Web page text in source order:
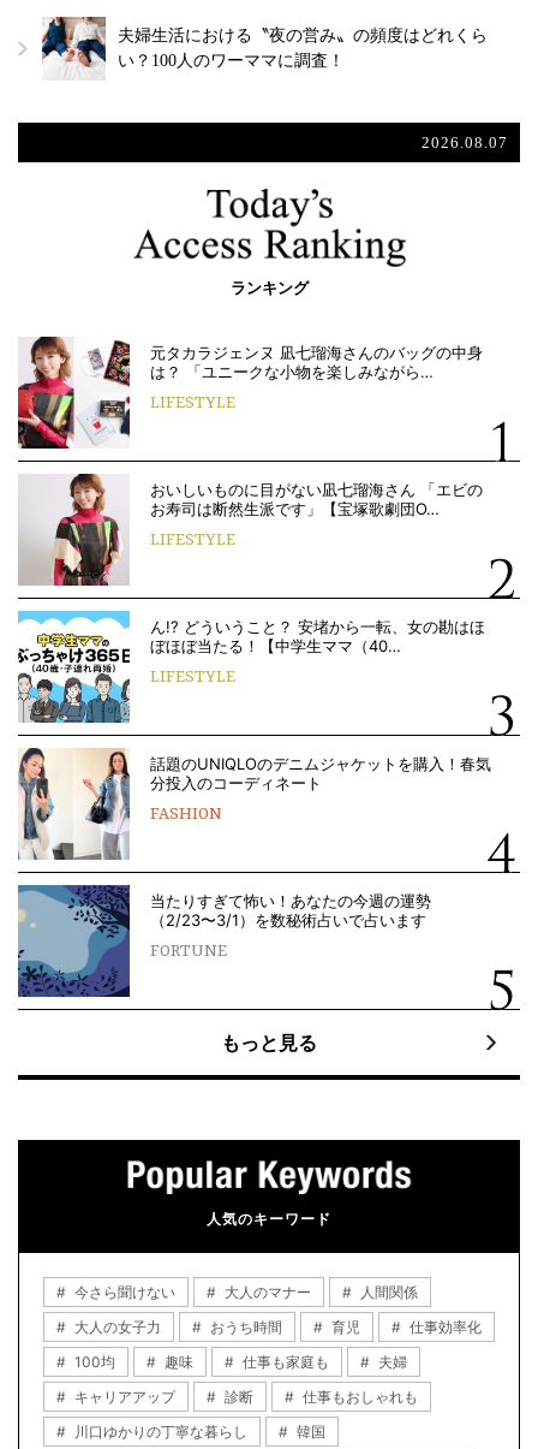
夫婦生活における〝夜の営み〟の頻度はどれくら
い？100人のワーママに調査！
2026.08.07
ランキング
元タカラジェンヌ 凪七瑠海さんのバッグの中身
は？ 「ユニークな小物を楽しみながら…
LIFESTYLE
おいしいものに目がない凪七瑠海さん 「エビの
お寿司は断然生派です」【宝塚歌劇団O…
LIFESTYLE
ん!? どういうこと？ 安堵から一転、女の勘はほ
ぼほぼ当たる！【中学生ママ（40…
LIFESTYLE
話題のUNIQLOのデニムジャケットを購入！春気
分投入のコーディネート
FASHION
当たりすぎて怖い！あなたの今週の運勢
（2/23〜3/1）を数秘術占いで占います
FORTUNE
もっと見る
人気のキーワード
今さら聞けない 大人のマナー
人間関係
大人の女子力
おうち時間 育児
仕事効率化
100均
趣味 仕事も家庭も
夫婦
キャリアアップ
診断
仕事もおしゃれも
川口ゆかりの丁寧な暮らし
韓国